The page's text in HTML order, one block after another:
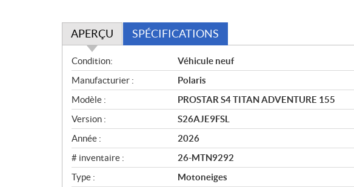
APERÇU SPÉCIFICATIONS
A
p
e
r
ç
u
Condition:
Véhicule neuf
Manufacturier :
Polaris
Modèle :
PROSTAR S4 TITAN ADVENTURE 155
Version :
S26AJE9FSL
Année :
2026
# inventaire :
26-MTN9292
Type :
Motoneiges